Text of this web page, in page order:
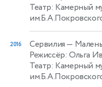
Театр: Камерный
2016 Сервилия —
Режиссёр: Ольга
Театр: Камерный